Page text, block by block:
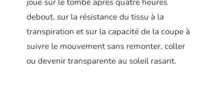
debout, sur la résistance du tissu à la
transpiration et sur la capacité de la coupe à
suivre le mouvement sans remonter, coller
ou devenir transparente au soleil rasant.